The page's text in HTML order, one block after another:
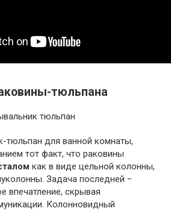
тюльпана
тюльпан для ванной комнаты,
тот факт, что раковины
как в виде цельной колонны,
Задача последней −
впечатление, скрывая
Колонновидный